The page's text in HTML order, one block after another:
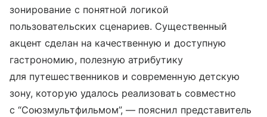
зонирование с понятной логикой
пользовательских сценариев. Существенный
акцент сделан на качественную и доступную
гастрономию, полезную атрибутику
для путешественников и современную детскую
зону, которую удалось реализовать совместно
с “Союзмультфильмом”, — пояснил представитель